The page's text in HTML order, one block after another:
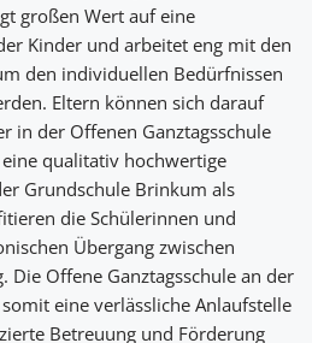
großen Wert auf eine
Kinder und arbeitet eng mit den
den individuellen Bedürfnissen
Eltern können sich darauf
in der Offenen Ganztagsschule
qualitativ hochwertige
Grundschule Brinkum als
die Schülerinnen und
Übergang zwischen
Die Offene Ganztagsschule an der
eine verlässliche Anlaufstelle
Betreuung und Förderung